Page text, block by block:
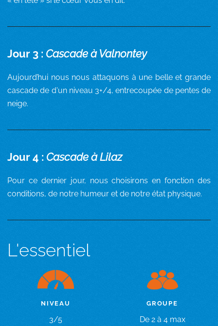
Jour 3 : Cascade à Valnontey
Aujourd’hui nous nous attaquons à une belle et grande
cascade de d'un niveau 3+/4, entrecoupée de pentes de
neige.
Jour 4 : Cascade à Lilaz
Pour ce dernier jour, nous choisirons en fonction des
conditions, de notre humeur et de notre état physique.
L'essentiel
NIVEAU
3/5
GROUPE
De 2 à 4 max